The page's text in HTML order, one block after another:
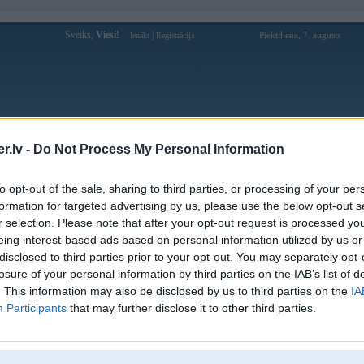
- Do Not Process My Personal Information
opt-out of the sale, sharing to third parties, or processing of your
for targeted advertising by us, please use the below opt-out
selection. Please note that after your opt-out request is processed
interest-based ads based on personal information utilized by us
to third parties prior to your opt-out. You may separately
of your personal information by third parties on the IAB’s list of
This information may also be disclosed by us to third parties on the
Participants that may further disclose it to other third parties.
Sveiks, Viesi! Ienākt Reģistrācija Piektdiena, 7. augusts
Forums Galerijas Reģistrācija Lietotāji
Lietotāja 333ccc profils
Pēdējo reizi manīts: 27. Apr 2023, 19:20
Lietotājvārds:
333ccc
Ziņojumi forumā:
6
[Pēdējie ziņojumi forumā]